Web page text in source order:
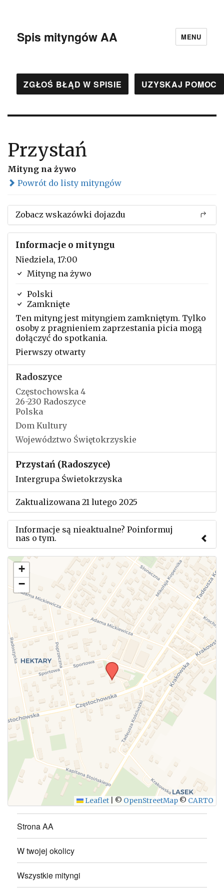
Spis mityngów AA MENU
ZGŁOŚ BŁĄD W SPISIE UZYSKAJ POMOC
Przystań
Mityng na żywo
Powrót do listy mityngów
Zobacz wskazówki dojazdu
Informacje o mityngu
Niedziela, 17:00
Mityng na żywo
Polski
Zamknięte
Ten mityng jest mityngiem zamkniętym. Tylko
osoby z pragnieniem zaprzestania picia mogą
dołączyć do spotkania.
Pierwszy otwarty
Radoszyce
Częstochowska 4
26-230 Radoszyce
Polska
Dom Kultury
Województwo Świętokrzyskie
Przystań (Radoszyce)
Intergrupa Świetokrzyska
Zaktualizowana 21 lutego 2025
Informacje są nieaktualne? Poinformuj
nas o tym.
Użyj tego formularza aby przesłać informację o
zmianach w powyższym mityngu.
WYŚLIJ
+
−
Leaflet © OpenStreetMap © CARTO
Strona AA
W twojej okolicy
Wszystkie mityngi